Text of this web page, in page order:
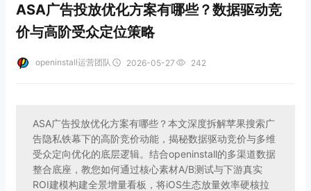
ASA广告投放优化方案有哪些？数据驱动竞
价与高阶受众定位策略
openinstall运营团队 2026-05-27 242
ASA广告投放优化方案有哪些？本文深度拆解苹果搜索广
告隐私铁幕下的高阶竞价动能，揭秘数据驱动竞价与多维
受众定向优化的底层逻辑。结合openinstall的多渠道数据
整合底座，教您如何通过核心素材A/B测试与下游真实
ROI建模构建全景增量看板，将iOS生态放量效率硬核拉